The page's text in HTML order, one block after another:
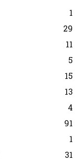
1
29
11
5
15
13
4
91
1
31